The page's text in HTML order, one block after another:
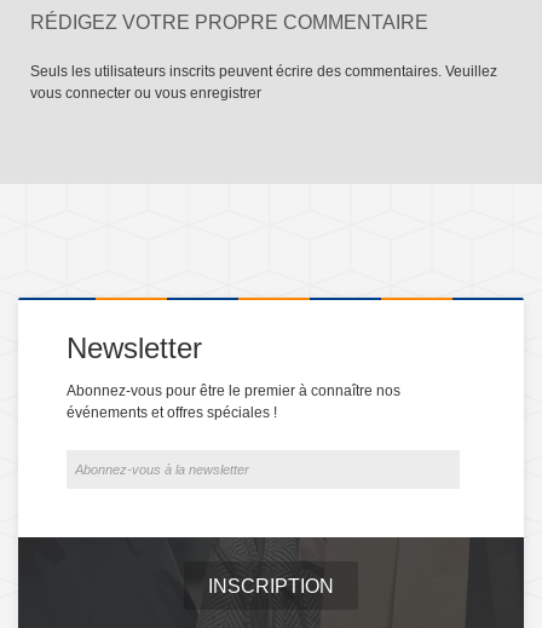
RÉDIGEZ VOTRE PROPRE COMMENTAIRE
Seuls les utilisateurs inscrits peuvent écrire des commentaires. Veuillez
vous connecter ou vous enregistrer
Newsletter
Abonnez-vous pour être le premier à connaître nos
événements et offres spéciales !
INSCRIPTION